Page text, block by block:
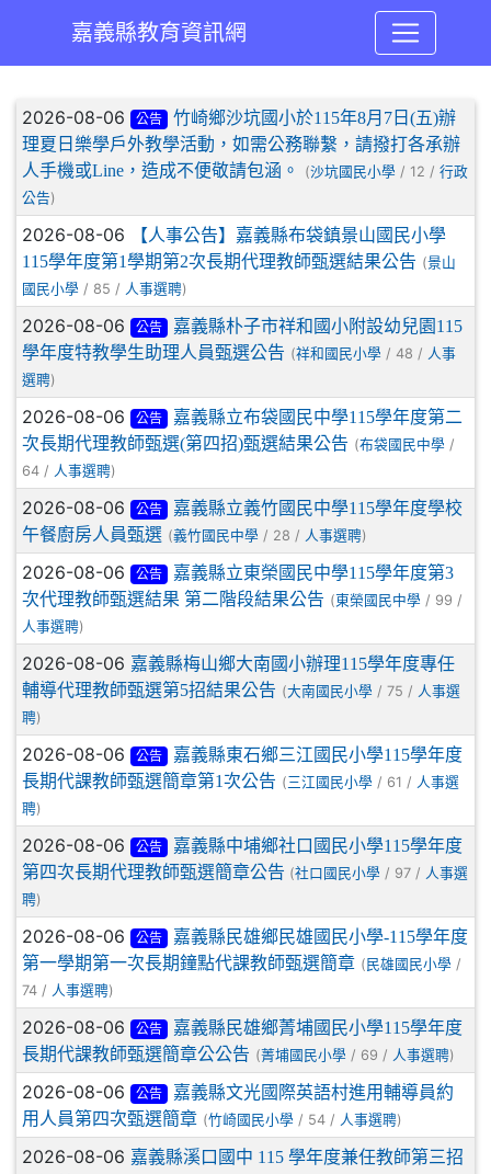
嘉義縣教育資訊網
文章列表
2026-08-06 公告
竹崎鄉沙坑國小於115年8月7日(五)辦
理夏日樂學戶外教學活動，如需公務聯繫，請撥打各承辦
人手機或Line，造成不便敬請包涵。
(沙坑國民小學 / 12 / 行政
公告)
2026-08-06
【人事公告】嘉義縣布袋鎮景山國民小學
115學年度第1學期第2次長期代理教師甄選結果公告 (景山
國民小學 / 85 / 人事選聘)
2026-08-06 公告
嘉義縣朴子市祥和國小附設幼兒園115
學年度特教學生助理人員甄選公告 (祥和國民小學 / 48 / 人事
選聘)
2026-08-06 公告
嘉義縣立布袋國民中學115學年度第二
次長期代理教師甄選(第四招)甄選結果公告 (布袋國民中學 /
64 / 人事選聘)
2026-08-06 公告
嘉義縣立義竹國民中學115學年度學校
午餐廚房人員甄選 (義竹國民中學 / 28 / 人事選聘)
2026-08-06 公告
嘉義縣立東榮國民中學115學年度第3
次代理教師甄選結果 第二階段結果公告 (東榮國民中學 / 99 /
人事選聘)
2026-08-06 嘉義縣梅山鄉大南國小辦理115學年度專任
輔導代理教師甄選第5招結果公告 (大南國民小學 / 75 / 人事選
聘)
2026-08-06 公告
嘉義縣東石鄉三江國民小學115學年度
長期代課教師甄選簡章第1次公告 (三江國民小學 / 61 / 人事選
聘)
2026-08-06 公告
嘉義縣中埔鄉社口國民小學115學年度
第四次長期代理教師甄選簡章公告 (社口國民小學 / 97 / 人事選
聘)
2026-08-06 公告
嘉義縣民雄鄉民雄國民小學-115學年度
第一學期第一次長期鐘點代課教師甄選簡章 ( 民雄國民小學 /
74 / 人事選聘)
2026-08-06 公告
嘉義縣民雄鄉菁埔國民小學115學年度
長期代課教師甄選簡章公公告 (菁埔國民小學 / 69 / 人事選聘)
2026-08-06 公告
嘉義縣文光國際英語村進用輔導員約
用人員第四次甄選簡章 (竹崎國民小學 / 54 / 人事選聘)
2026-08-06 嘉義縣溪口國中 115 學年度兼任教師第三招